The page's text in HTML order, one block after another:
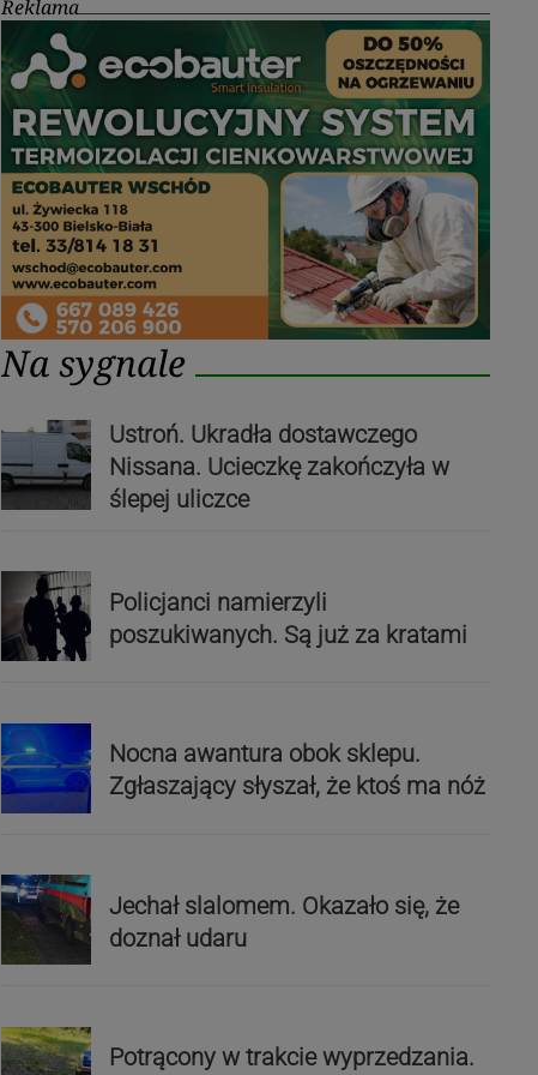
Reklama
Na sygnale
Ustroń. Ukradła dostawczego
Nissana. Ucieczkę zakończyła w
ślepej uliczce
Policjanci namierzyli
poszukiwanych. Są już za kratami
Nocna awantura obok sklepu.
Zgłaszający słyszał, że ktoś ma nóż
Jechał slalomem. Okazało się, że
doznał udaru
Potrącony w trakcie wyprzedzania.